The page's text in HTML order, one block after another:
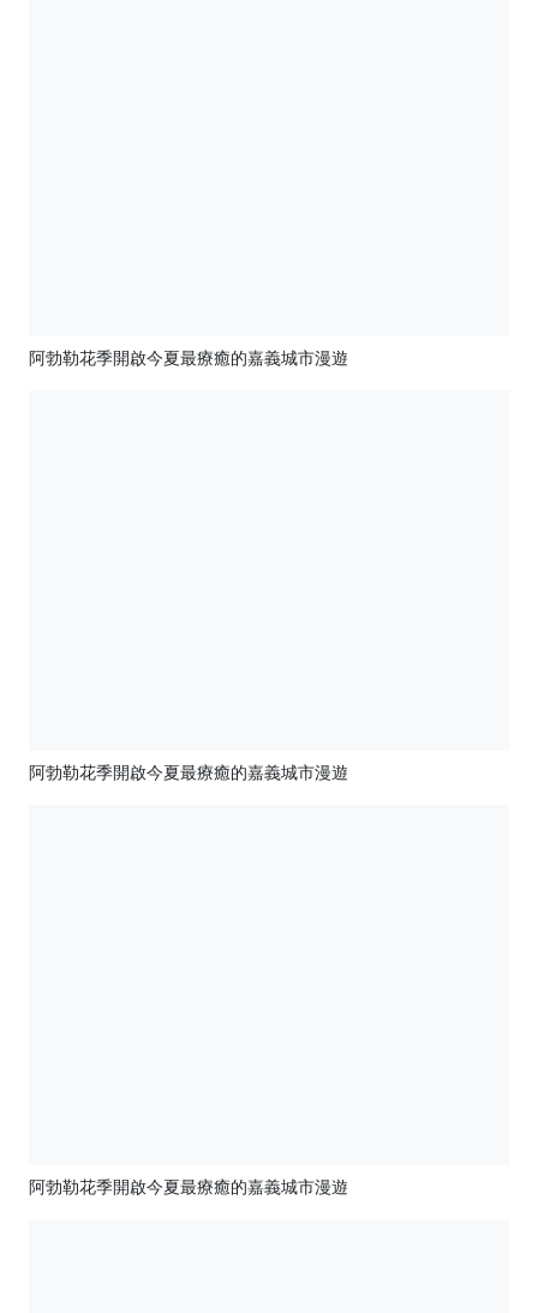
阿勃勒花季開啟今夏最療癒的嘉義城市漫遊
阿勃勒花季開啟今夏最療癒的嘉義城市漫遊
阿勃勒花季開啟今夏最療癒的嘉義城市漫遊